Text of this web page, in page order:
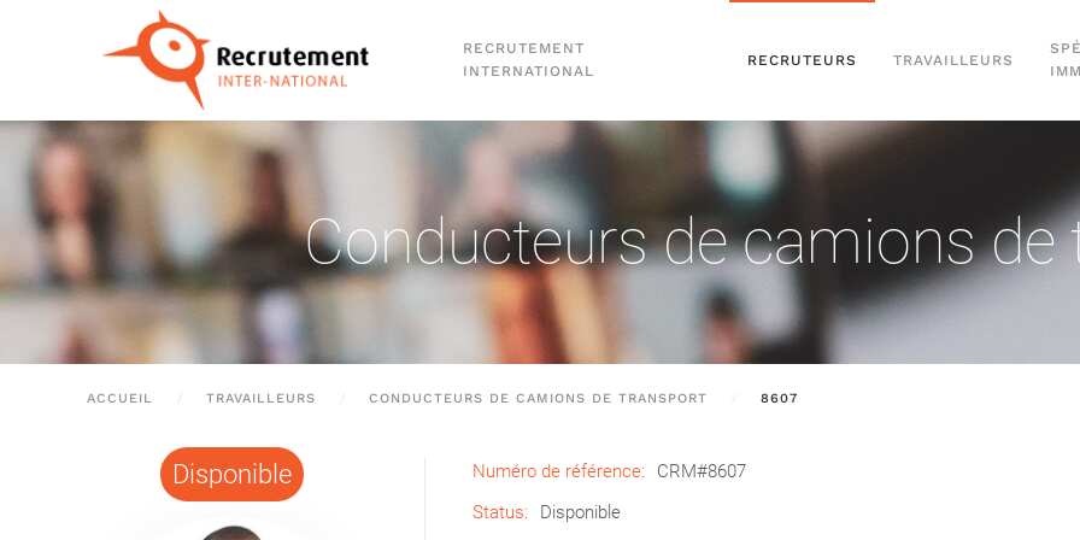
Passer au contenu principal
RECRUTEMENT
INTERNATIONAL
RECRUTEURS TRAVAILLEURS
Conducteurs de camions de
ACCUEIL TRAVAILLEURS CONDUCTEURS DE CAMIONS DE TRANSPORT 8607
Disponible Numéro de référence:
CRM#8607
Status:
Disponible